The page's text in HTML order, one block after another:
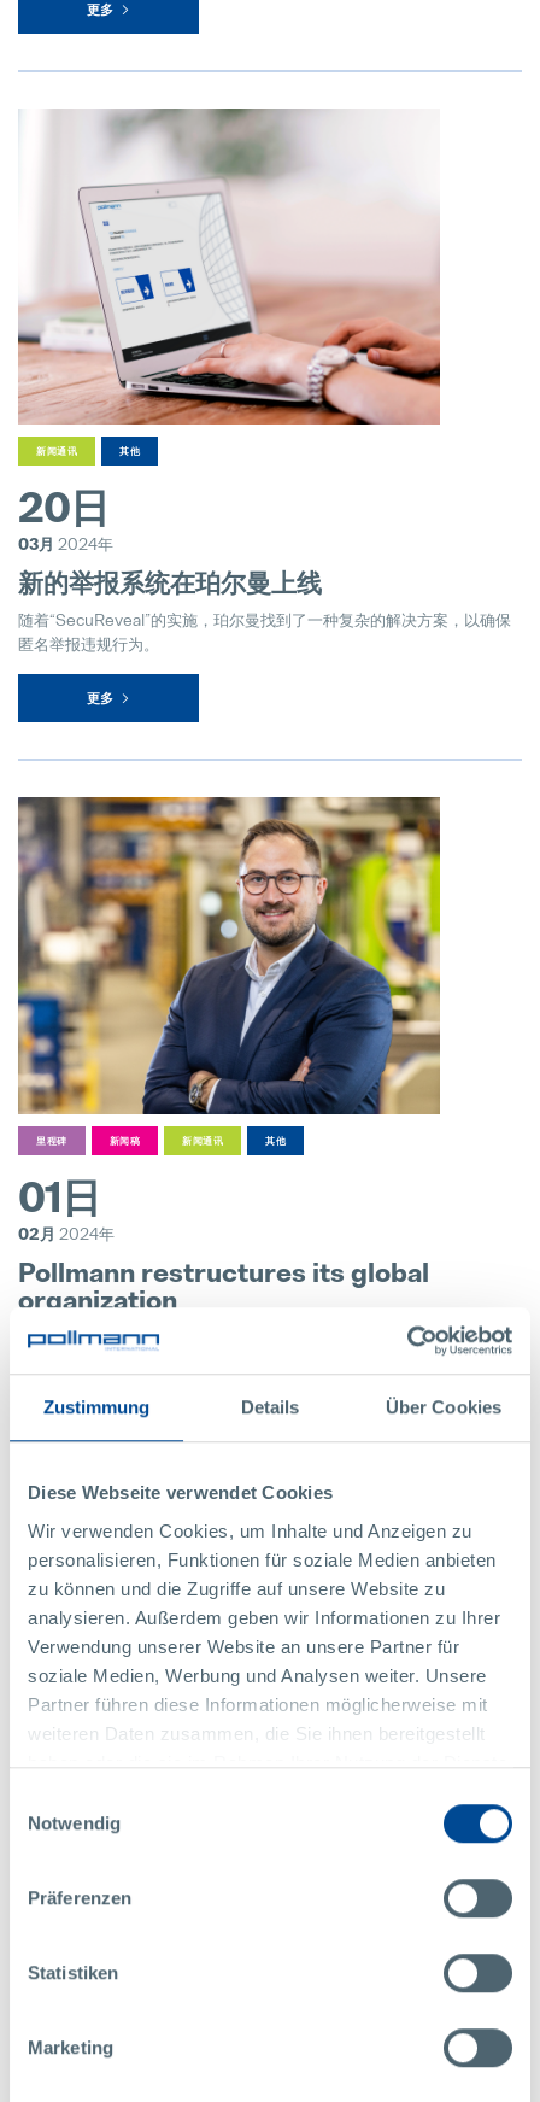
Zustimmung Details Über Cookies
Diese Webseite verwendet Cookies
Wir verwenden Cookies, um Inhalte und Anzeigen zu
personalisieren, Funktionen für soziale Medien anbieten
zu können und die Zugriffe auf unsere Website zu
analysieren. Außerdem geben wir Informationen zu Ihrer
Verwendung unserer Website an unsere Partner für
soziale Medien, Werbung und Analysen weiter. Unsere
Partner führen diese Informationen möglicherweise mit
weiteren Daten zusammen, die Sie ihnen bereitgestellt
haben oder die sie im Rahmen Ihrer Nutzung der Dienste
Notwendig
Präferenzen
Statistiken
Marketing
更多
新闻通讯 其他
20日
03月 2024年
新的举报系统在珀尔曼上线
随着“SecuReveal”的实施，珀尔曼找到了一种复杂的解决方案，以确保
匿名举报违规行为。
更多
里程碑 新闻稿 新闻通讯 其他
01日
02月 2024年
Pollmann restructures its global
organization
In order to proactively address the challenges of the changing
automotive industry and simultaneously take advantage of new
International…
新闻通讯 其他
19日
MAXXOM: New website launched,
future headquarters under